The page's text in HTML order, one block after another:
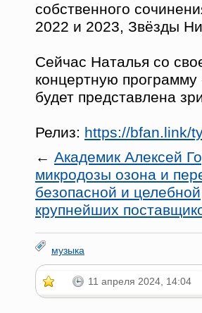
собственного
2022 и 2023, Звёзды
Сейчас Наталья со
концертную
будет представлена
Релиз: https://bfan.link/
← Академик Алексей
микродозы озона и
безопасной и целебной
крупнейших
музыка
11 апреля 2024, 14:04